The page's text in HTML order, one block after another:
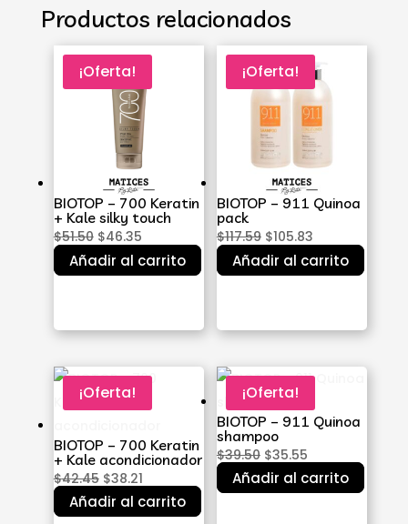
mask
cantidad
Productos relacionados
¡Oferta!
BIOTOP – 700 Keratin
+ Kale silky touch
$51.50 El
precio
$51.50.
$46.35El
precio
$46.35.
Añadir al carrito
¡Oferta!
BIOTOP – 911 Quinoa
pack
$117.59 El
precio
$117.59.
$105.83El
precio
$105.83.
Añadir al carrito
¡Oferta!
BIOTOP – 700 Keratin
+ Kale acondicionador
$42.45 El
precio
$38.21El
precio
Añadir al carrito
¡Oferta!
BIOTOP – 911 Quinoa
shampoo
$39.50 El
precio
$35.55El
precio
Añadir al carrito